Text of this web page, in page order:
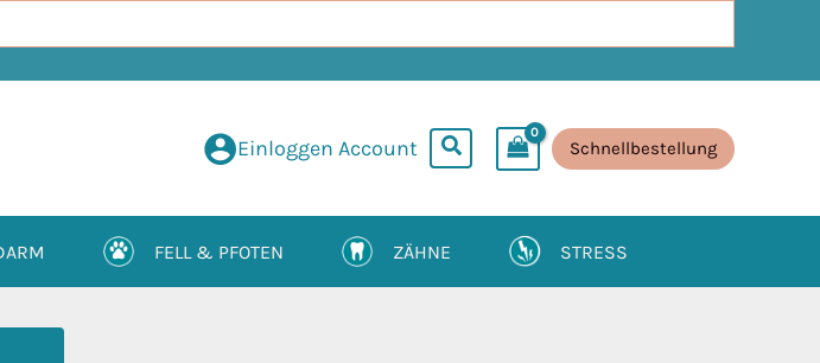
Einloggen Account Schnellbestellung
FELL & PFOTEN ZÄHNE STRESS